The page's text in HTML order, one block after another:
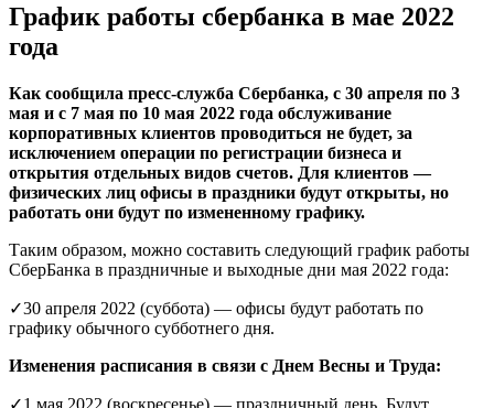
График работы сбербанка в мае 2022
года
Как сообщила пресс-служба Сбербанка, с 30 апреля по 3
мая и с 7 мая по 10 мая 2022 года обслуживание
корпоративных клиентов проводиться не будет, за
исключением операции по регистрации бизнеса и
открытия отдельных видов счетов. Для клиентов —
физических лиц офисы в праздники будут открыты, но
работать они будут по измененному графику.
Таким образом, можно составить следующий график работы
СберБанка в праздничные и выходные дни мая 2022 года:
✓30 апреля 2022 (суббота) — офисы будут работать по
графику обычного субботнего дня.
Изменения расписания в связи с Днем Весны и Труда:
✓1 мая 2022 (воскресенье) — праздничный день. Будут